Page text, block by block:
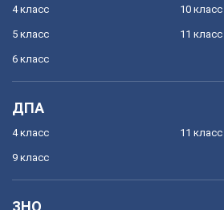
4 класс
5 класс
6 класс
10 класс
11 класс
ДПА
4 класс
9 класс
11 класс
ЗНО